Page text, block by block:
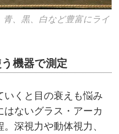
青、黒、白など豊富にライ
機器で測定
いくと目の衰えも悩み
はないグラス・アーカ
深視力や動体視力、